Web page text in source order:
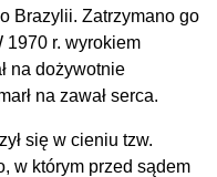
Brazylii. Zatrzymano go
1970 r. wyrokiem
na dożywotnie
na zawał serca.
się w cieniu tzw.
w którym przed sądem